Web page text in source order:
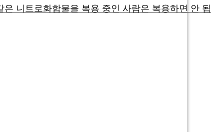
니트로화합물을 복용 중인 사람은 복용하면 안 됩